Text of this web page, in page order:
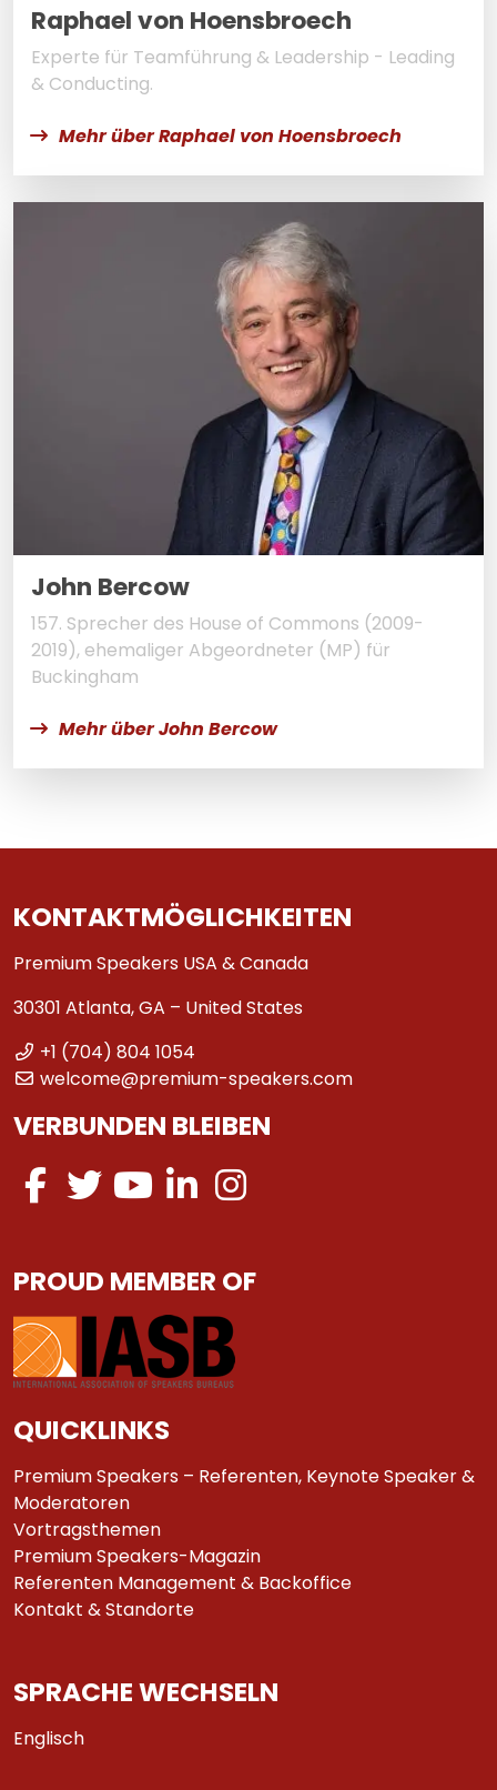
Raphael von Hoensbroech
Experte für Teamführung & Leadership - Leading
& Conducting.
Mehr über Raphael von Hoensbroech
John Bercow
157. Sprecher des House of Commons (2009-
2019), ehemaliger Abgeordneter (MP) für
Buckingham
Mehr über John Bercow
KONTAKTMÖGLICHKEITEN
Premium Speakers USA & Canada
30301 Atlanta, GA – United States
+1 (704) 804 1054
welcome@premium-speakers.com
VERBUNDEN BLEIBEN
PROUD MEMBER OF
QUICKLINKS
Premium Speakers – Referenten, Keynote Speaker &
Moderatoren
Vortragsthemen
Premium Speakers-Magazin
Referenten Management & Backoffice
Kontakt & Standorte
SPRACHE WECHSELN
Englisch